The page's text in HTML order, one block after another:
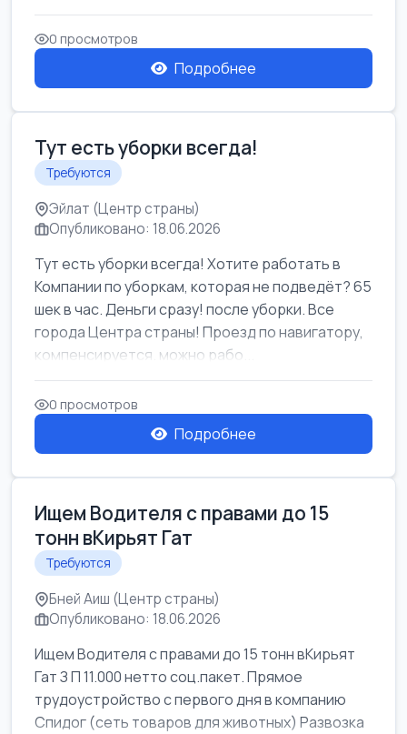
0 просмотров
Подробнее
Тут есть уборки всегда!
Требуются
Эйлат (Центр страны)
Опубликовано: 18.06.2026
Тут есть уборки всегда! Хотите работать в
Компании по уборкам, которая не подведёт? 65
шек в час. Деньги сразу! после уборки. Все
города Центра страны! Проезд по навигатору,
компенсируется. можно рабо...
0 просмотров
Подробнее
Ищем Водителя с правами до 15
тонн вКирьят Гат
Требуются
Бней Аиш (Центр страны)
Опубликовано: 18.06.2026
Ищем Водителя с правами до 15 тонн вКирьят
Гат З П 11.000 нетто соц.пакет. Прямое
трудоустройство с первого дня в компанию
Спидог (сеть товаров для животных) Развозка